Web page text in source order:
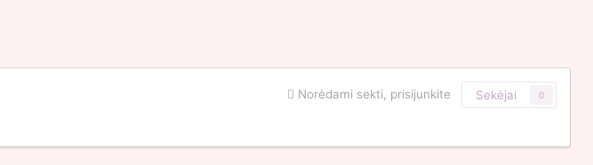
Norėdami sekti, prisijunkite Sekėjai 0